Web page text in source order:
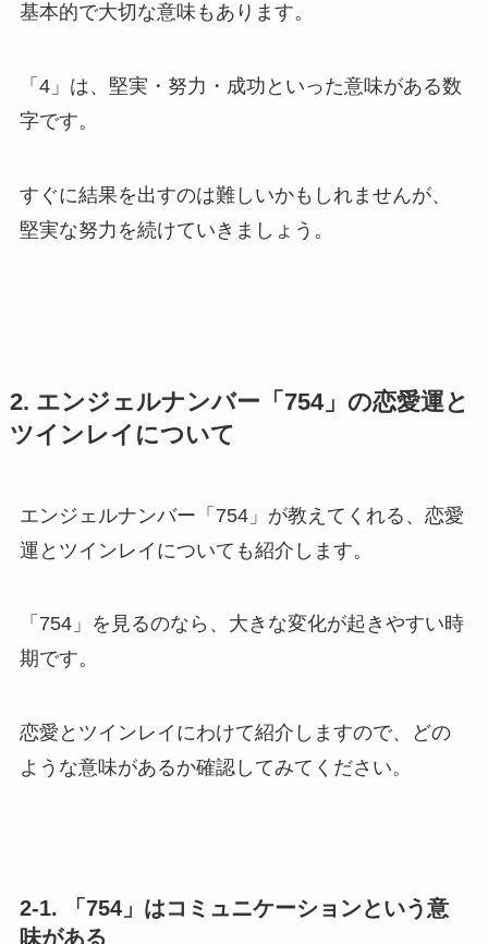
基本的で大切な意味もあります。
「4」は、堅実・努力・成功といった意味がある数
字です。
すぐに結果を出すのは難しいかもしれませんが、
堅実な努力を続けていきましょう。
2. エンジェルナンバー「754」の恋愛運と
ツインレイについて
エンジェルナンバー「754」が教えてくれる、恋愛
運とツインレイについても紹介します。
「754」を見るのなら、大きな変化が起きやすい時
期です。
恋愛とツインレイにわけて紹介しますので、どの
ような意味があるか確認してみてください。
2-1. 「754」はコミュニケーションという意
味がある